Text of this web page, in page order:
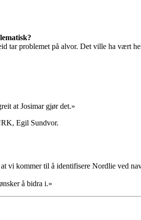
tar problemet på alvor. Det ville ha vært
at Josimar gjør det.»
Egil Sundvor.
vi kommer til å identifisere Nordlie ved
å bidra i.»